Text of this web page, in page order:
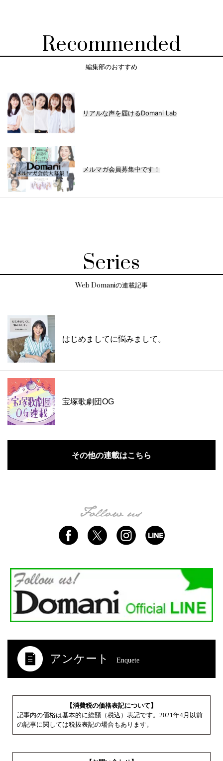
Recommended
編集部のおすすめ
リアルな声を届けるDomani Lab
メルマガ会員募集中です！
Series
Web Domaniの連載記事
はじめましてに悩みまして。
宝塚歌劇団OG
その他の連載はこちら
アンケート Enquete
【消費税の価格表記について】
記事内の価格は基本的に総額（税込）表記です。2021年4月以前
の記事に関しては税抜表記の場合もあります。